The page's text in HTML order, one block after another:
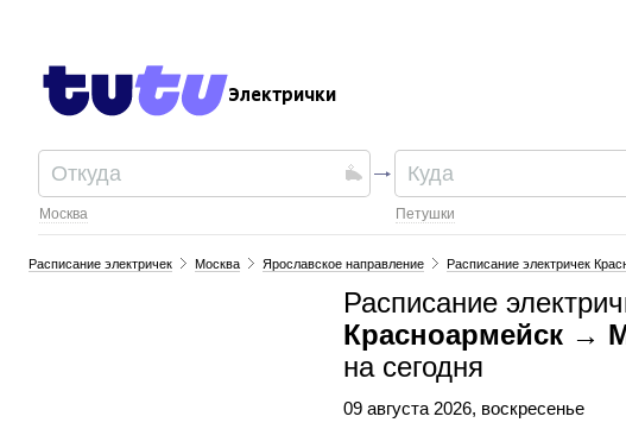
Электрички
Москва Петушки
Расписание электричек Москва Ярославское направление Расписание электричек
Расписание
Красноармейск →
на сегодня
09 августа 2026, воскресенье